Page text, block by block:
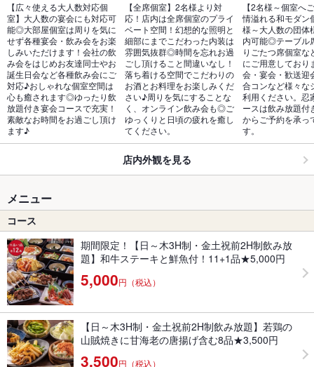
【広々使える大人数対応個
室】大人数の宴会にも対応可
能◎大部屋個室は周りを気に
せず各種宴会・飲み会をお楽
しみいただけます！会社の飲
み会をはじめお友達同士やお
誕生日会など各種飲み会にご
対応♪おしゃれな個室空間は
心も癒されます◎ゆったり飲
放題付き宴会コースで充実！
素敵なお時間をお過ごし頂け
ます♪
【全席個室】2名様より対
応！店内は全席個室のプライ
ベート空間！幻想的な照明と
細部にまでこだわった内装は
雰囲気抜群◎時間を忘れお過
ごし頂けること間違いなし！
落ち着ける空間でこだわりの
お酒とお料理をお楽しみくだ
さい♪周りを気にすることな
く、オンライン飲み会も◎ご
ゆっくりと日頃の疲れを癒し
てください。
【2名様～個室へ
情溢れる和モダン
様～大人数の団体
内可能◎テーブル
りごたつ席個室な
にご用意しており
会・宴会・歓送迎
合コンなど様々な
利用ください。忍
ースは飲み放題付
からご予約を承っ
す。
店内外観を見る
メニュー
コース
期間限定！【日～木3H制・金土祝前2H制飲み放
題】和牛ステーキと鮮魚付！11+1品★5,000円
5,000円（税込）
【日～木3H制・金土祝前2H制飲み放題】若鶏の
山賊焼きに甘海老の唐揚げ含む8品★3,500円
3,500円（税込）